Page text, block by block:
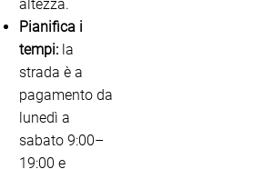
altezza.
Pianifica i
tempi: la
strada è a
pagamento da
lunedì a
sabato 9:00–
19:00 e